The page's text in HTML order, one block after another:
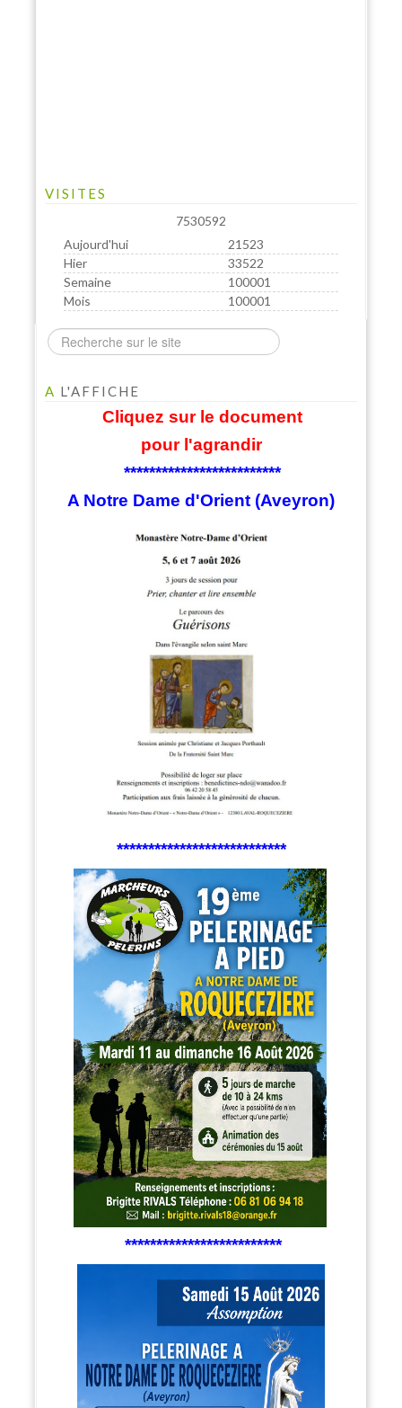
VISITES
7530592
Aujourd'hui
21523
Hier
33522
Semaine
100001
Mois
100001
A L'AFFICHE
Cliquez sur le document
pour l'agrandir
*************************
A Notre Dame d'Orient (Aveyron)
***************************
*************************